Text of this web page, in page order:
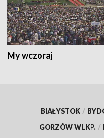
My wczoraj
BIAŁYSTOK /
GORZÓW WLKP. /